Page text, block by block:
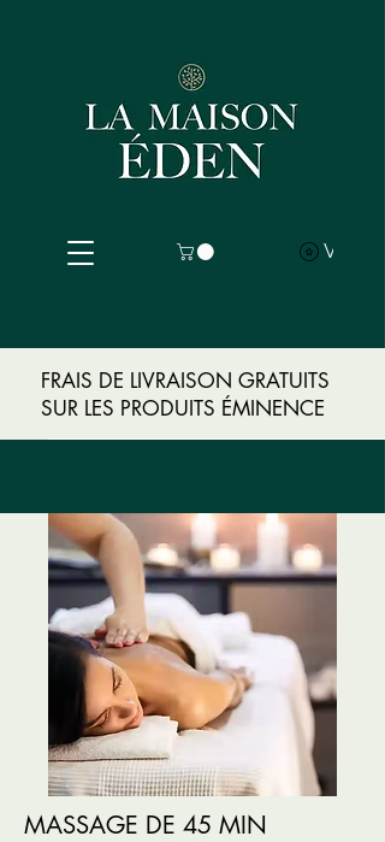
FRAIS DE LIVRAISON GRATUITS
SUR LES PRODUITS ÉMINENCE
MASSAGE DE 45 MIN